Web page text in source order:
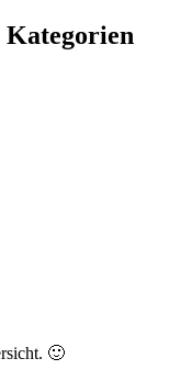
Kategorien
🙂